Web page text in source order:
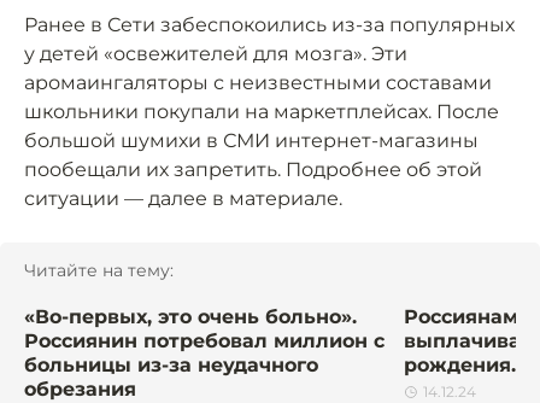
Ранее в Сети забеспокоились из-за популярных
у детей «освежителей для мозга». Эти
аромаингаляторы с неизвестными составами
школьники покупали на маркетплейсах. После
большой шумихи в СМИ интернет-магазины
пообещали их запретить. Подробнее об этой
ситуации — далее в материале.
Читайте на тему:
«Во-первых, это очень больно».
Россиянин потребовал миллион с
больницы из-за неудачного
обрезания
Россиянам
рождения.
14.12.24